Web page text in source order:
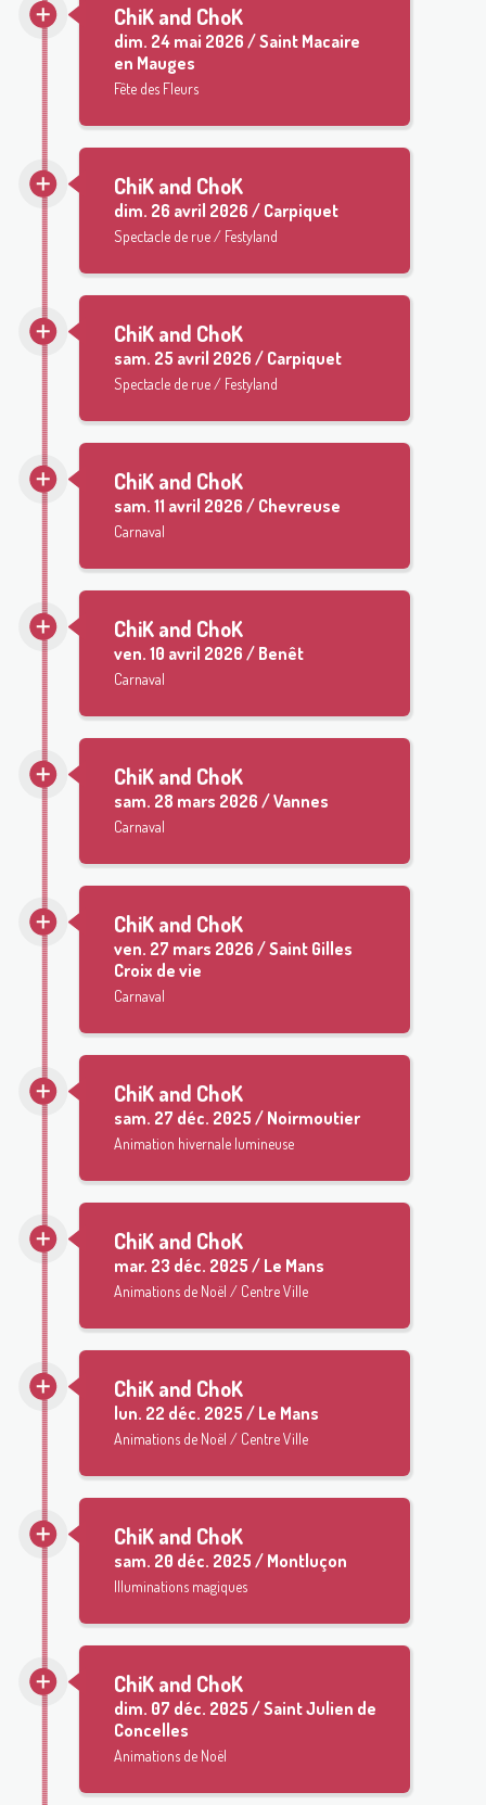
ChiK and ChoK
dim. 24 mai 2026 / Saint Macaire
en Mauges
Fête des Fleurs
ChiK and ChoK
dim. 26 avril 2026 / Carpiquet
Spectacle de rue / Festyland
ChiK and ChoK
sam. 25 avril 2026 / Carpiquet
Spectacle de rue / Festyland
ChiK and ChoK
sam. 11 avril 2026 / Chevreuse
Carnaval
ChiK and ChoK
ven. 10 avril 2026 / Benêt
Carnaval
ChiK and ChoK
sam. 28 mars 2026 / Vannes
Carnaval
ChiK and ChoK
ven. 27 mars 2026 / Saint Gilles
Croix de vie
Carnaval
ChiK and ChoK
sam. 27 déc. 2025 / Noirmoutier
Animation hivernale lumineuse
ChiK and ChoK
mar. 23 déc. 2025 / Le Mans
Animations de Noël / Centre Ville
ChiK and ChoK
lun. 22 déc. 2025 / Le Mans
Animations de Noël / Centre Ville
ChiK and ChoK
sam. 20 déc. 2025 / Montluçon
Illuminations magiques
ChiK and ChoK
dim. 07 déc. 2025 / Saint Julien de
Concelles
Animations de Noël